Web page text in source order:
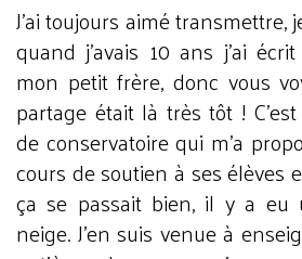
J’ai toujours aimé transmettre,
quand j’avais 10 ans j’ai
mon petit frère, donc vous
partage était là très tôt !
de conservatoire qui m’a
cours de soutien à ses élèves
ça se passait bien, il y a
neige. J’en suis venue à